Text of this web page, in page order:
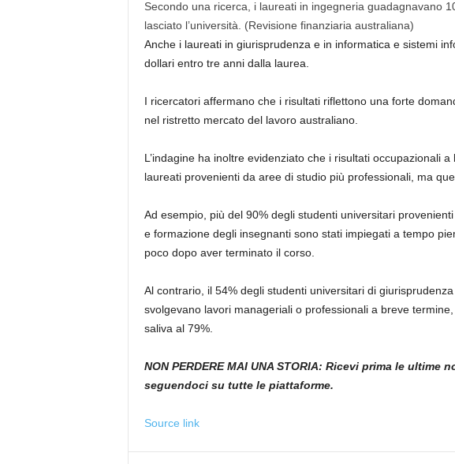
Secondo una ricerca, i laureati in ingegneria guadagnavano
lasciato l’università.
(Revisione finanziaria australiana)
Anche i laureati in giurisprudenza e in informatica e sistemi
dollari entro tre anni dalla laurea.
I ricercatori affermano che i risultati riflettono una forte
nel ristretto mercato del lavoro australiano.
L’indagine ha inoltre evidenziato che i risultati occupazionali
laureati provenienti da aree di studio più professionali, ma
Ad esempio, più del 90% degli studenti universitari
e formazione degli insegnanti sono stati impiegati a tempo
poco dopo aver terminato il corso.
Al contrario, il 54% degli studenti universitari di
svolgevano lavori manageriali o professionali a breve
saliva al 79%.
NON PERDERE MAI UNA STORIA: Ricevi prima le ultime
seguendoci su tutte le piattaforme.
Source link